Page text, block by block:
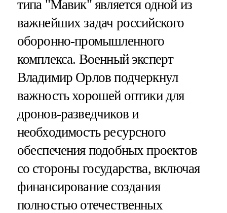
типа "Maвик" является одной из
важнейших задач российского
оборонно-промышленного
комплекса. Военный эксперт
Владимир Орлов подчеркнул
важность хорошей оптики для
дронов-разведчиков и
необходимость ресурсного
обеспечения подобных проектов
со стороны государства, включая
финансирование создания
полностью отечественных